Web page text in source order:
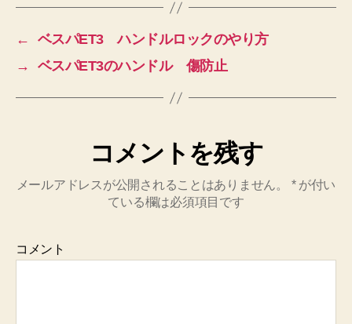
←
ベスパET3 ハンドルロックのやり方
→
ベスパET3のハンドル 傷防止
コメントを残す
メールアドレスが公開されることはありません。 *が付い
ている欄は必須項目です
コメント